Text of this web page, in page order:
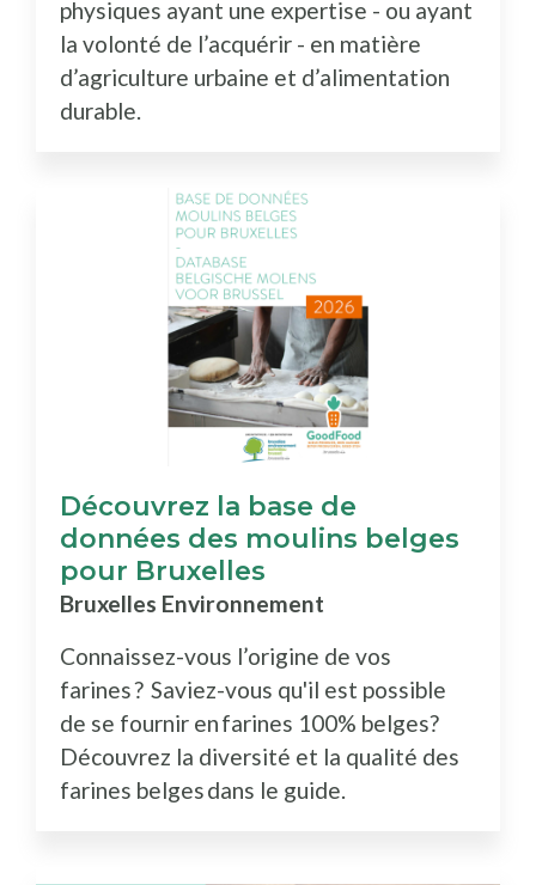
physiques ayant une expertise - ou ayant
la volonté de l’acquérir - en matière
d’agriculture urbaine et d’alimentation
durable.
Découvrez la base de
données des moulins belges
pour Bruxelles
Bruxelles Environnement
Connaissez-vous l’origine de vos
farines ? Saviez-vous qu'il est possible
de se fournir en farines 100% belges?
Découvrez la diversité et la qualité des
farines belges dans le guide.